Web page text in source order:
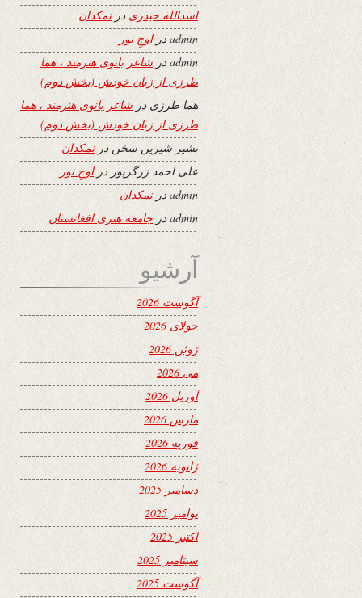
اسدالله حیدری درنمکدان
adminدراوجِ نور
adminدر شاعر بانوی هنرمند ، هما
طرزی از زبان خودش (بخش دوم)
هما طرزی در شاعر بانوی هنرمند ، هما
طرزی از زبان خودش (بخش دوم)
بشیر شیرین سخن درنمکدان
علی احمد زرگرپور دراوجِ نور
adminدرنمکدان
admin در جامعه هنری افغانستان
آرشیو
آگوست 2026
جولای 2026
ژوئن 2026
می 2026
آوریل 2026
مارس 2026
فوریه 2026
ژانویه 2026
دسامبر 2025
نوامبر 2025
اکتبر 2025
سپتامبر 2025
آگوست 2025